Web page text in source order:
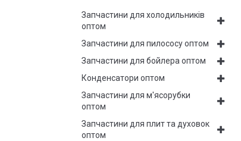
Запчастини для холодильників
оптом
Запчастини для пилососу оптом
Запчастини для бойлера оптом
Конденсатори оптом
Запчастини для м'ясорубки
оптом
Запчастини для плит та духовок
оптом